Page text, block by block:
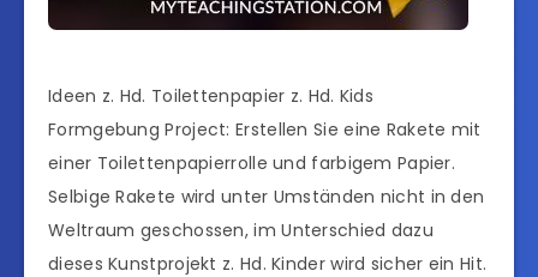
Ideen z. Hd. Toilettenpapier z. Hd. Kids
Formgebung Project: Erstellen Sie eine Rakete mit
einer Toilettenpapierrolle und farbigem Papier.
Selbige Rakete wird unter Umständen nicht in den
Weltraum geschossen, im Unterschied dazu
dieses Kunstprojekt z. Hd. Kinder wird sicher ein Hit.